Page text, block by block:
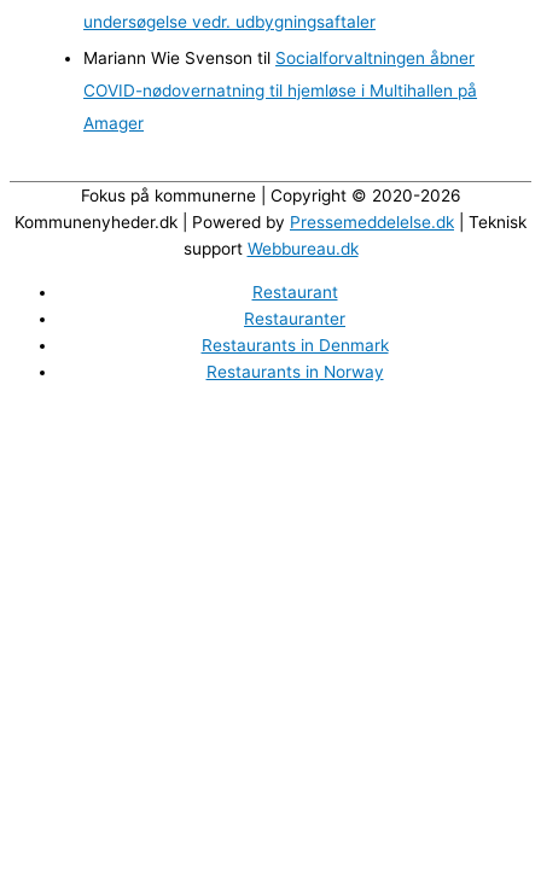
undersøgelse vedr. udbygningsaftaler
Mariann Wie Svenson til Socialforvaltningen åbner
COVID-nødovernatning til hjemløse i Multihallen på
Amager
Fokus på kommunerne | Copyright © 2020-2026
Kommunenyheder.dk | Powered by Pressemeddelelse.dk | Teknisk
support Webbureau.dk
Restaurant
Restauranter
Restaurants in Denmark
Restaurants in Norway